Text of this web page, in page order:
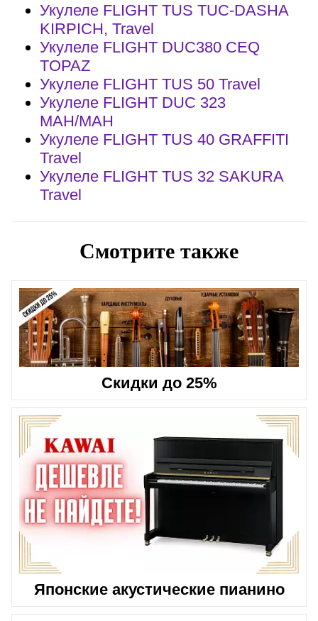
Укулеле FLIGHT TUS TUC-DASHA
KIRPICH, Travel
Укулеле FLIGHT DUC380 CEQ
TOPAZ
Укулеле FLIGHT TUS 50 Travel
Укулеле FLIGHT DUC 323
MAH/MAH
Укулеле FLIGHT TUS 40 GRAFFITI
Travel
Укулеле FLIGHT TUS 32 SAKURA
Travel
Смотрите также
Скидки до 25%
Японские акустические пианино